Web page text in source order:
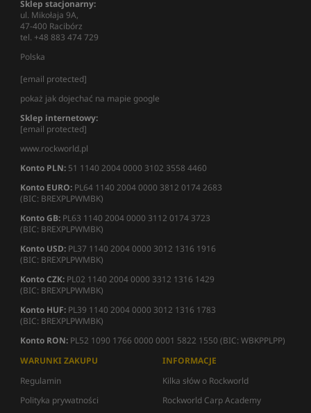
Sklep stacjonarny:
ul. Mikołaja 9A,
47-400 Racibórz
tel. +48 883 474 729
Polska
[email protected]
pokaż jak dojechać na mapie google
Sklep internetowy:
[email protected]
www.rockworld.pl
Konto PLN: 51 1140 2004 0000 3102 3558 4460
Konto EURO: PL64 1140 2004 0000 3812 0174 2683
(BIC: BREXPLPWMBK)
Konto GB: PL63 1140 2004 0000 3112 0174 3723
(BIC: BREXPLPWMBK)
Konto USD: PL37 1140 2004 0000 3012 1316 1916
(BIC: BREXPLPWMBK)
Konto CZK: PL02 1140 2004 0000 3312 1316 1429
(BIC: BREXPLPWMBK)
Konto HUF: PL39 1140 2004 0000 3012 1316 1783
(BIC: BREXPLPWMBK)
Konto RON: PL52 1090 1766 0000 0001 5822 1550 (BIC: WBKPPLPP)
WARUNKI ZAKUPU
Regulamin
Polityka prywatności
INFORMACJE
Kilka słów o Rockworld
Rockworld Carp Academy